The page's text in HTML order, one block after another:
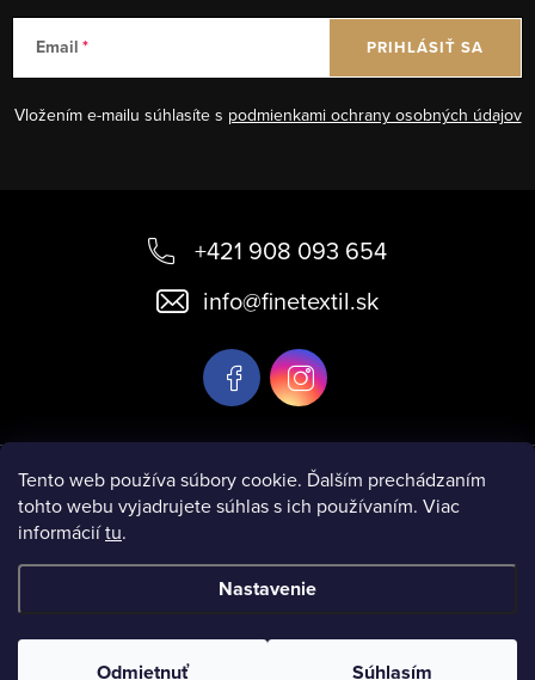
Tento web používa súbory cookie. Ďalším prechádzaním
tohto webu vyjadrujete súhlas s ich používaním. Viac
informáciítu.
Nastavenie
Odmietnuť Súhlasím
Email
Vložením e-mailu súhlasíte s podmienkami ochrany osobných údajov
PRIHLÁSIŤ SA
e
+421 908 093 654
info@finetextil.sk
Informácie pre vás
Copyright 2026www.finetextil.sk. Všetky práva vyhradené.